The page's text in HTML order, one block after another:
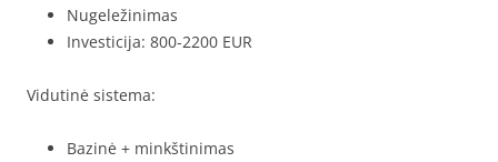
Nugeležinimas
Investicija: 800-2200 EUR
Vidutinė sistema:
Bazinė + minkštinimas